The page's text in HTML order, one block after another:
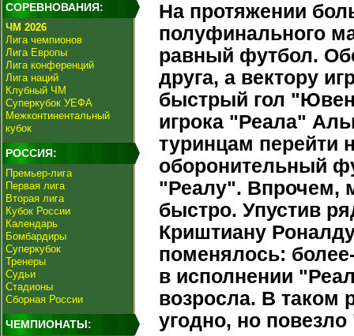
СОРЕВНОВАНИЯ:
ЧМ 2026
Лига чемпионов
Лига Европы
Лига конференций
Лига наций
Клубный ЧМ
Суперкубок УЕФА
Межконтинентальный
кубок
РОССИЯ:
Премьер-лига
Первая лига
Вторая лига
Кубок России
Календарь
Бомбардиры
Суперкубок
Тренеры
Судьи
Стадионы
Сборная России
ЧЕМПИОНАТЫ:
На протяжении
полуфинального
равный футбол.
друга, а вектору
быстрый гол
игрока "Реала"
туринцам перейти
оборонительный
"Реалу". Впрочем,
быстро. Упустив
Криштиану
поменялось:
в исполнении
возросла. В таком
угодно, но